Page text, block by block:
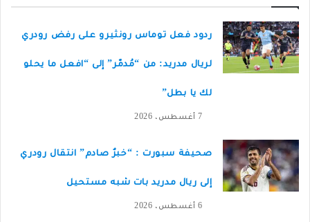
ردود فعل توماس رونثيرو على رفض رودري
لريال مدريد: من “مُدمّر” إلى “افعل ما يحلو
لك يا بطل”
7 أغسطس، 2026
صحيفة سبورت : “خبرٌ صادم” انتقال رودري
إلى ريال مدريد بات شبه مستحيل
6 أغسطس، 2026